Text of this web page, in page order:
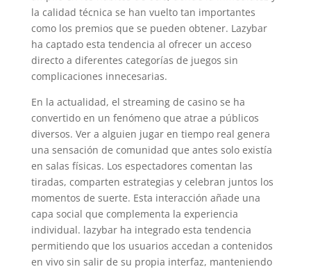
la calidad técnica se han vuelto tan importantes
como los premios que se pueden obtener. Lazybar
ha captado esta tendencia al ofrecer un acceso
directo a diferentes categorías de juegos sin
complicaciones innecesarias.
En la actualidad, el streaming de casino se ha
convertido en un fenómeno que atrae a públicos
diversos. Ver a alguien jugar en tiempo real genera
una sensación de comunidad que antes solo existía
en salas físicas. Los espectadores comentan las
tiradas, comparten estrategias y celebran juntos los
momentos de suerte. Esta interacción añade una
capa social que complementa la experiencia
individual. lazybar ha integrado esta tendencia
permitiendo que los usuarios accedan a contenidos
en vivo sin salir de su propia interfaz, manteniendo